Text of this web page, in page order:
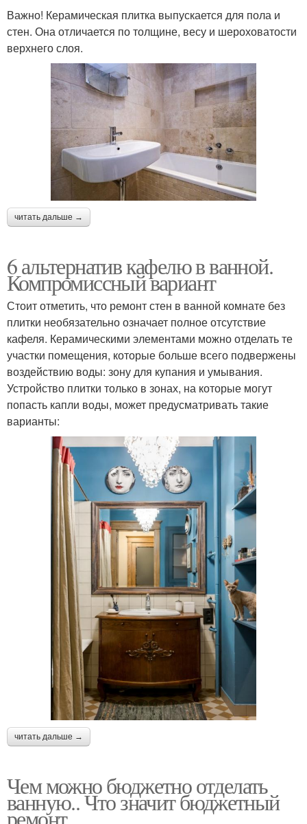
Важно! Керамическая плитка выпускается для пола и
стен. Она отличается по толщине, весу и шероховатости
верхнего слоя.
читать дальше →
6 альтернатив кафелю в ванной.
Компромиссный вариант
Стоит отметить, что ремонт стен в ванной комнате без
плитки необязательно означает полное отсутствие
кафеля. Керамическими элементами можно отделать те
участки помещения, которые больше всего подвержены
воздействию воды: зону для купания и умывания.
Устройство плитки только в зонах, на которые могут
попасть капли воды, может предусматривать такие
варианты:
читать дальше →
Чем можно бюджетно отделать
ванную.. Что значит бюджетный